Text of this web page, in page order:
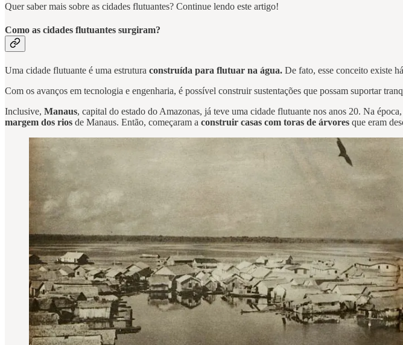
Quer saber mais sobre as cidades flutuantes? Continue lendo este artigo!
Como as cidades flutuantes surgiram?
Uma cidade flutuante é uma estrutura construída para flutuar na água. De fato, esse conceito existe
Com os avanços em tecnologia e engenharia, é possível construir sustentações que possam suportar
Inclusive, Manaus, capital do estado do Amazonas, já teve uma cidade flutuante nos anos 20. Na
margem dos rios de Manaus. Então, começaram a construir casas com toras de árvores que eram